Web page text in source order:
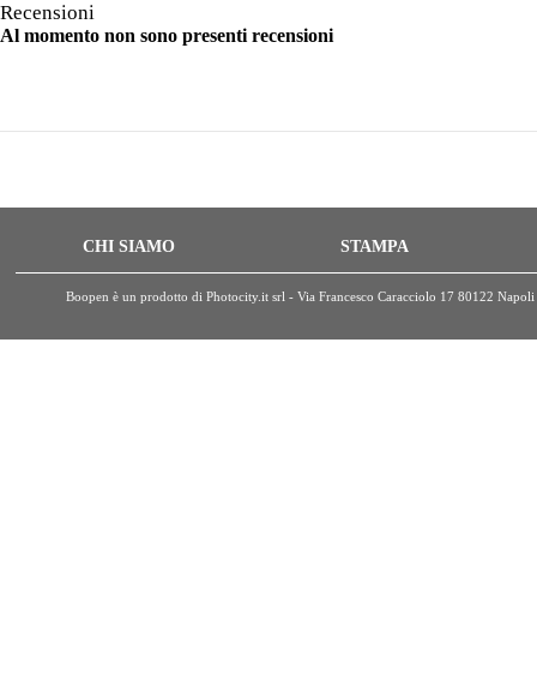
Recensioni
Al momento non sono presenti recensioni
CHI SIAMO STAMPA
Boopen è un prodotto di Photocity.it srl - Via Francesco Caracciolo 17 80122